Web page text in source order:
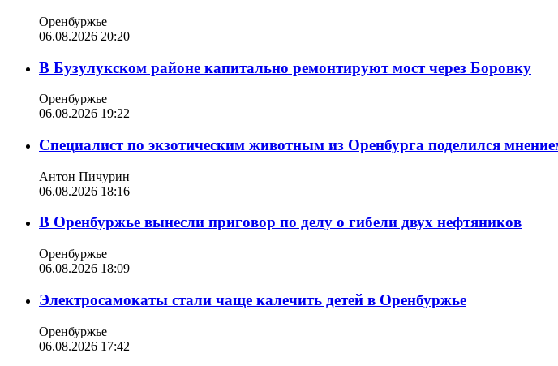
Оренбуржье
06.08.2026 20:20
В Бузулукском районе капитально ремонтируют мост через Боровку
Оренбуржье
06.08.2026 19:22
Специалист по экзотическим животным из Оренбурга поделился
Антон Пичурин
06.08.2026 18:16
В Оренбуржье вынесли приговор по делу о гибели двух нефтяников
Оренбуржье
06.08.2026 18:09
Электросамокаты стали чаще калечить детей в Оренбуржье
Оренбуржье
06.08.2026 17:42